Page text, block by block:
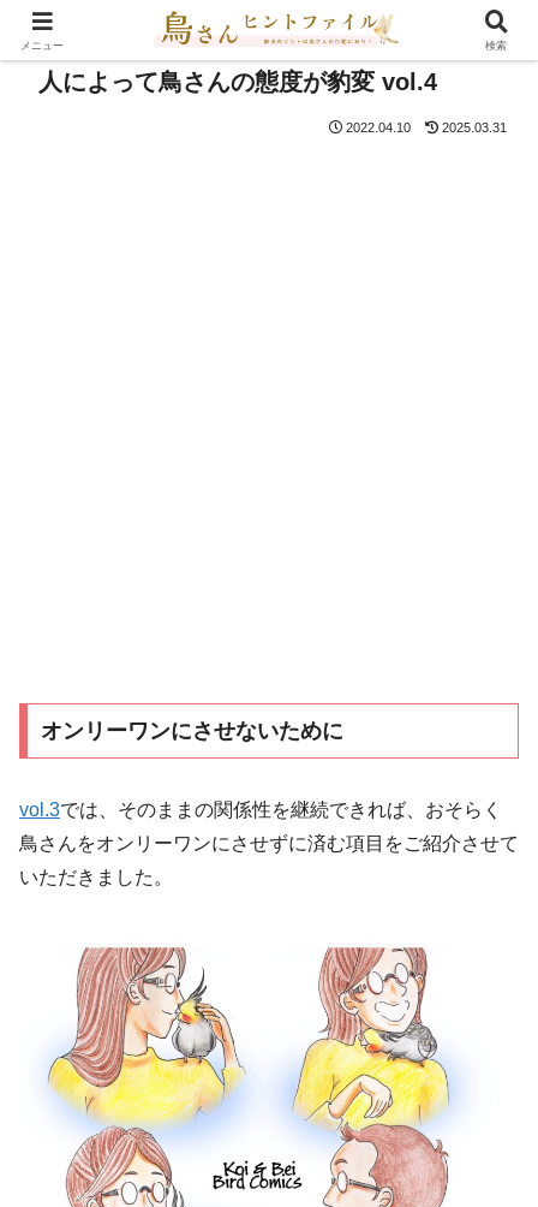
人によって鳥さんの態度が豹変 vol.4
2022.04.10 2025.03.31
オンリーワンにさせないために
vol.3では、そのままの関係性を継続できれば、おそらく
鳥さんをオンリーワンにさせずに済む項目をご紹介させて
いただきました。
メニュー 検索